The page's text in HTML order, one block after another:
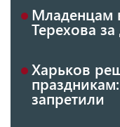
Младенцам
Терехова
Харьков
запретили